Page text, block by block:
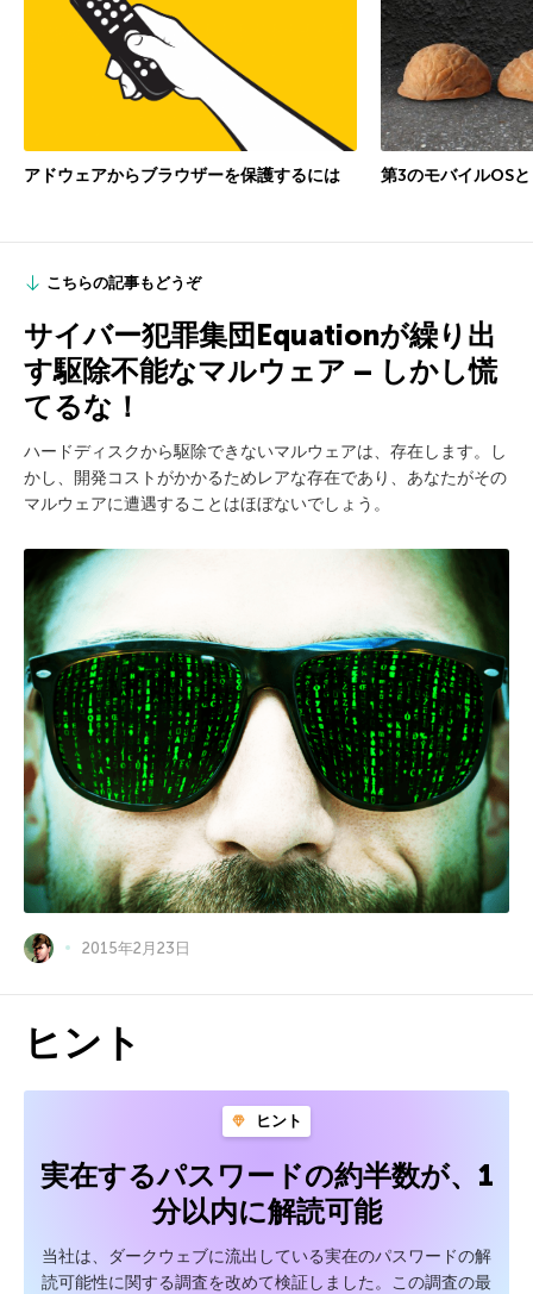
アドウェアからブラウザーを保護するには 第3のモバイルOS
こちらの記事もどうぞ
サイバー犯罪集団Equationが繰り出
す駆除不能なマルウェア – しかし慌
てるな！
ハードディスクから駆除できないマルウェアは、存在します。し
かし、開発コストがかかるためレアな存在であり、あなたがその
マルウェアに遭遇することはほぼないでしょう。
2015年2月23日
ヒント
ヒント
実在するパスワードの約半数が、1
分以内に解読可能
当社は、ダークウェブに流出している実在のパスワードの解
読可能性に関する調査を改めて検証しました。この調査の最